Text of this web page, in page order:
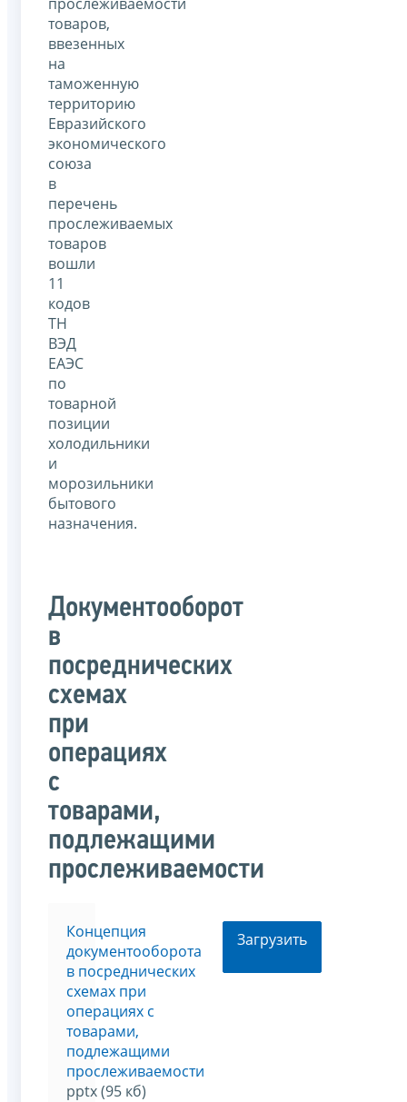
товаров,
ввезенных
на
таможенную
территорию
Евразийского
экономического
союза
в
перечень
прослеживаемых
товаров
вошли
11
кодов
ТН
ВЭД
ЕАЭС
по
товарной
позиции
холодильники
и
морозильники
бытового
назначения.
Документооборот
в
посреднических
схемах
при
операциях
с
товарами,
подлежащими
прослеживаемости
Концепция
документооборота
в посреднических
схемах при
операциях с
товарами,
подлежащими
прослеживаемости
pptx (95 кб)
Загрузить